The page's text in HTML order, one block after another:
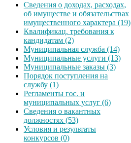
Сведения о доходах, расходах,
об имуществе и обязательствах
имущественного характера (19)
Квалификац. требования к
кандидатам (2)
Муниципальная служба (14)
Муниципальные услуги (13)
Муниципальные заказы (3)
Порядок поступления на
службу (1)
Регламенты гос. и
муниципальных услуг (6)
Сведения о вакантных
должностях (53)
Условия и результаты
конкурсов (0)